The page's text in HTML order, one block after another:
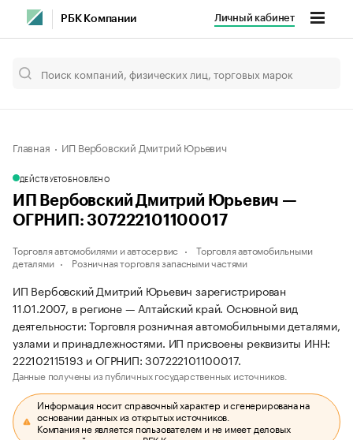
РБК Компании Личный кабинет
Главная ИП Вербовский Дмитрий Юрьевич
ДЕЙСТВУЕТОБНОВЛЕНО
ИП Вербовский Дмитрий Юрьевич —
ОГРНИП: 307222101100017
Торговля автомобилями и автосервис
Торговля автомобильными
деталями
Розничная торговля запасными частями
ИП Вербовский Дмитрий Юрьевич зарегистрирован
11.01.2007, в регионе — Алтайский край. Основной вид
деятельности: Торговля розничная автомобильными деталями,
узлами и принадлежностями. ИП присвоены реквизиты ИНН:
222102115193 и ОГРНИП: 307222101100017.
Данные получены из публичных государственных источников.
Информация носит справочный характер и сгенерирована на
основании данных из открытых источников.
Компания не является пользователем и не имеет деловых